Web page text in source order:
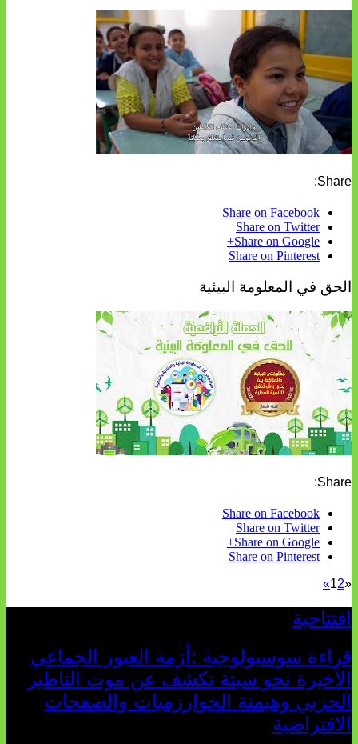
Share:
Share on Facebook
Share on Twitter
Share on Google+
Share on Pinterest
الحق في المعلومة البيئية
Share:
Share on Facebook
Share on Twitter
Share on Google+
Share on Pinterest
«
12
»
افتتاحية
قراءة سوسيولوجية :أزمة العبور الجماعي
الأخيرة نحو سبتة تكشف عن موت التاطير
الحزبي وهيمنة الخوارزميات والصفحات
الافتراضية